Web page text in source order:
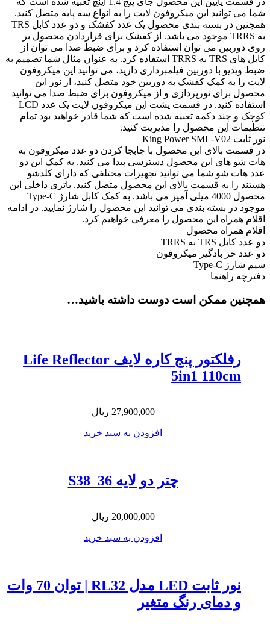
شما می توانید این میکروفون لایت را به انواع سه پایه متصل کنید.
همچنین در بسته بندی محصول یک عدد کفشک و دو عدد کابل TRS
به TRRS موجود می باشد. از کفشک برای قراردادن محصول بر
روی دوربین می توان استفاده کرد و برای ضبط صدا می توان از
کابل های TRS به TRRS استفاده کرد. به عنوان مثال شما تصمیم به
ضبط ویدیو با دوربین فیلمبرداری دارید، می توانید این میکروفون
لایت را به کمک کفشک به دوربین خود متصل کنید، از نور این
محصول برای نورپردازی و از میکروفون برای ضبط صدا می توانید
استفاده کنید. در قسمت پشت این میکروفون لایت یک عدد LCD
کوچک و چند دکمه تعبیه شده است که شما قادر خواهید بود تمام
تنظیمات این محصول را مدیریت کنید.
نور ثابت King Power SML-V02
در قسمت بالای این محصول با جابجا کردن دو عدد میکروفون به
هات شو های این محصول دسترسی پیدا می کنید. به کمک این دو
عدد هات شو شما می توانید تجهیزات مختلفی که دارای کلدشو
هستند را به قسمت بالای این محصول متصل کنید. باتری داخلی این
محصول 4000 میلی آمپر می باشد. به کمک کابل شارژ Type-C
موجود در بسته بندی می توانید این محصول را شارژ نمایید. در ادامه
اقلام همراه این محصول را معرفی خواهیم کرد.
اقلام همراه محصول
دو عدد کابل TRS به TRRS
دو عدد خز بادگیر میکروفون
سیم شارژ Type-C
دفترچه راهنما
همچنین ممکن است دوست داشته باشید…
رفلکتور پنج کاره لایف Life Reflector
5in1 110cm
27,900,000 ریال
افزودن به سبد خرید
چتر دو لایه S38_36
20,000,000 ریال
افزودن به سبد خرید
نور ثابت LED مدل RL32 | توان 70 وات
و دمای رنگ متغیر